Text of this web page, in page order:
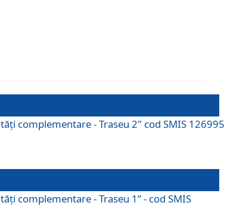
complementare - Traseu 2" cod SMIS 126995
complementare - Traseu 1” - cod SMIS